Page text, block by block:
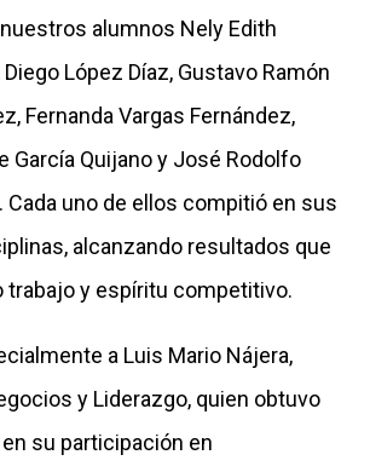
alumnos Nely Edith
López Díaz, Gustavo Ramón
Fernanda Vargas Fernández,
García Quijano y José Rodolfo
Cada uno de ellos compitió en sus
alcanzando resultados que
trabajo y espíritu competitivo.
a Luis Mario Nájera,
y Liderazgo, quien obtuvo
su participación en